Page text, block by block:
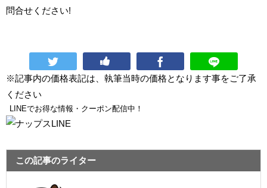
問合せください!
※記事内の価格表記は、執筆当時の価格となります事をご了承
ください
LINEでお得な情報・クーポン配信中！
この記事のライター